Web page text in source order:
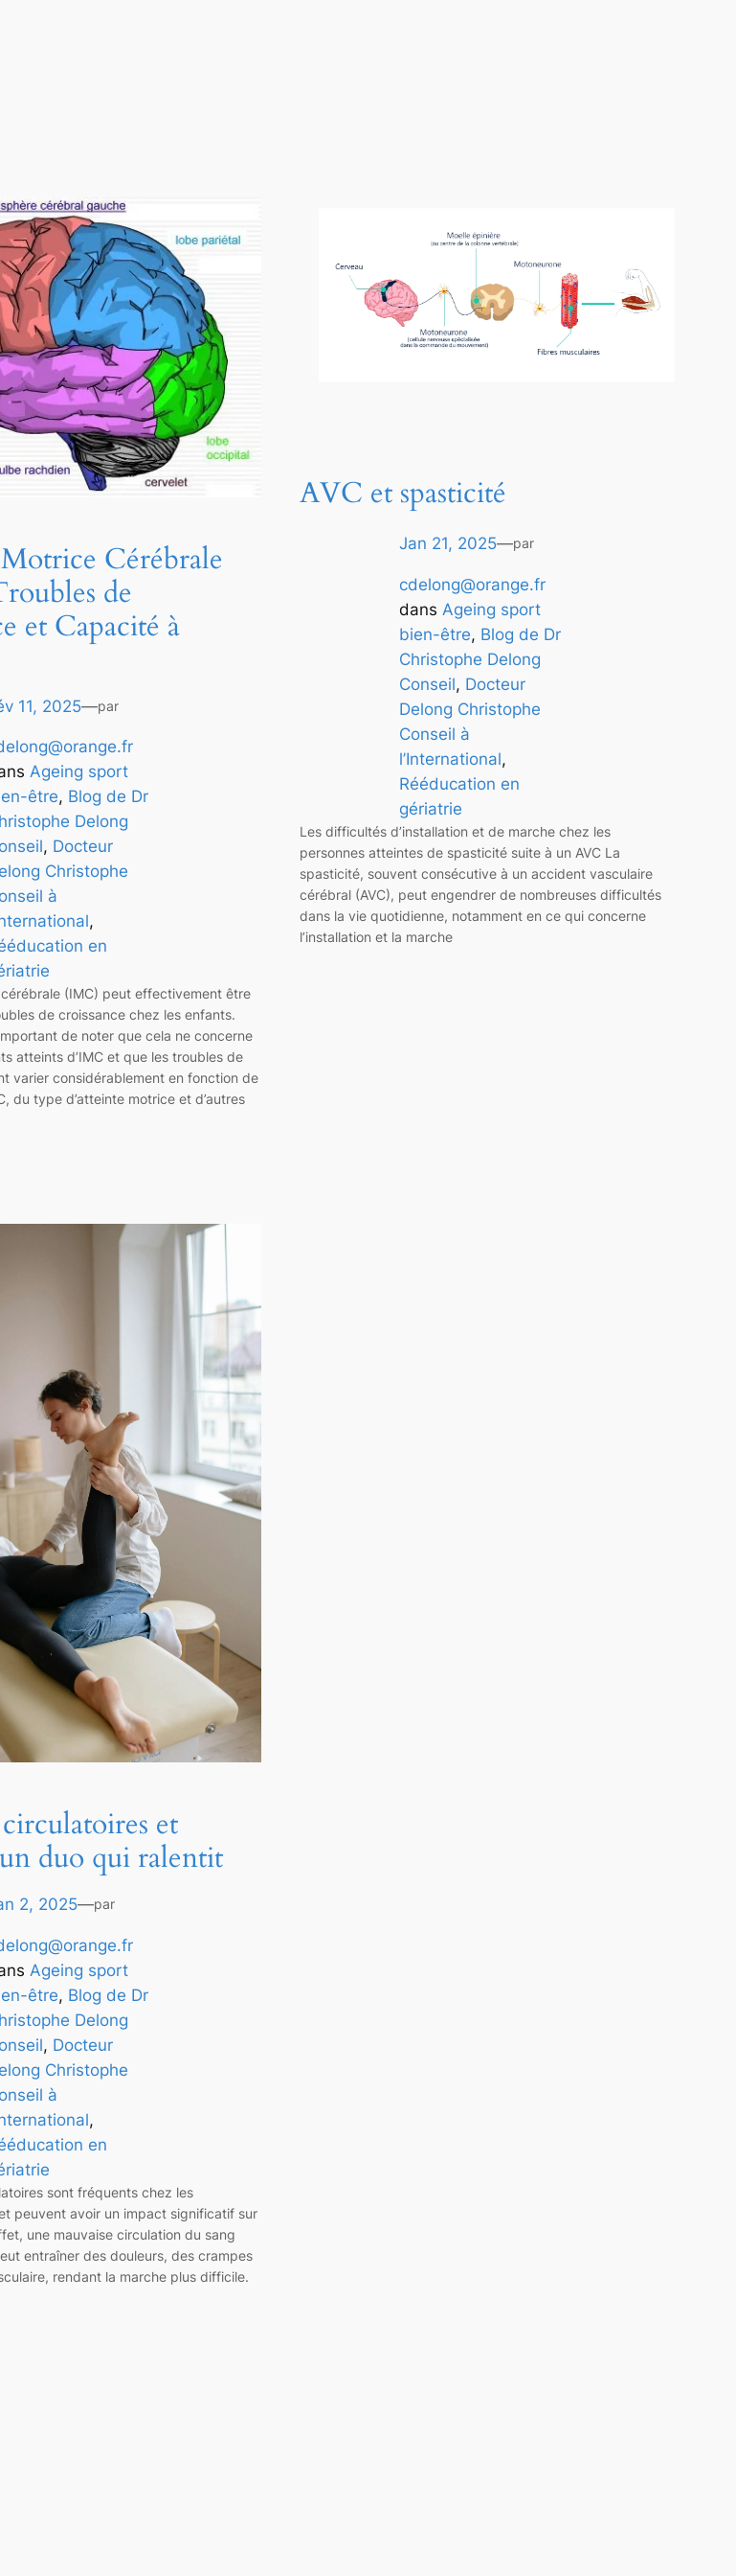
Cérébrale
de
et Capacité à
11, 2025—par
Ageing sport
être, Blog de Dr
Delong
, Docteur
Christophe
à
en
cérébrale (IMC) peut effectivement être
de croissance chez les enfants.
de noter que cela ne concerne
atteints d’IMC et que les troubles de
varier considérablement en fonction de
du type d’atteinte motrice et d’autres
AVC et spasticité
Jan 21, 2025—par
cdelong@orange.fr
dansAgeing sport
bien-être, Blog de Dr
Christophe Delong
Conseil, Docteur
Delong Christophe
Conseil à
l’International
Rééducation en
gériatrie
Les difficultés d’installation et de marche chez les
personnes atteintes de spasticité suite à un AVC La
spasticité, souvent consécutive à un accident vasculaire
cérébral (AVC), peut engendrer de nombreuses difficultés
dans la vie quotidienne, notamment en ce qui concerne
l’installation et la marche
et
duo qui ralentit
2, 2025—par
Ageing sport
être, Blog de Dr
Delong
, Docteur
Christophe
à
en
sont fréquents chez les
peuvent avoir un impact significatif sur
une mauvaise circulation du sang
entraîner des douleurs, des crampes
rendant la marche plus difficile.